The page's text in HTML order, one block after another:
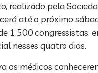
realizado pela
até o próximo
1.500 congressistas,
nesses quatro dias.
os médicos